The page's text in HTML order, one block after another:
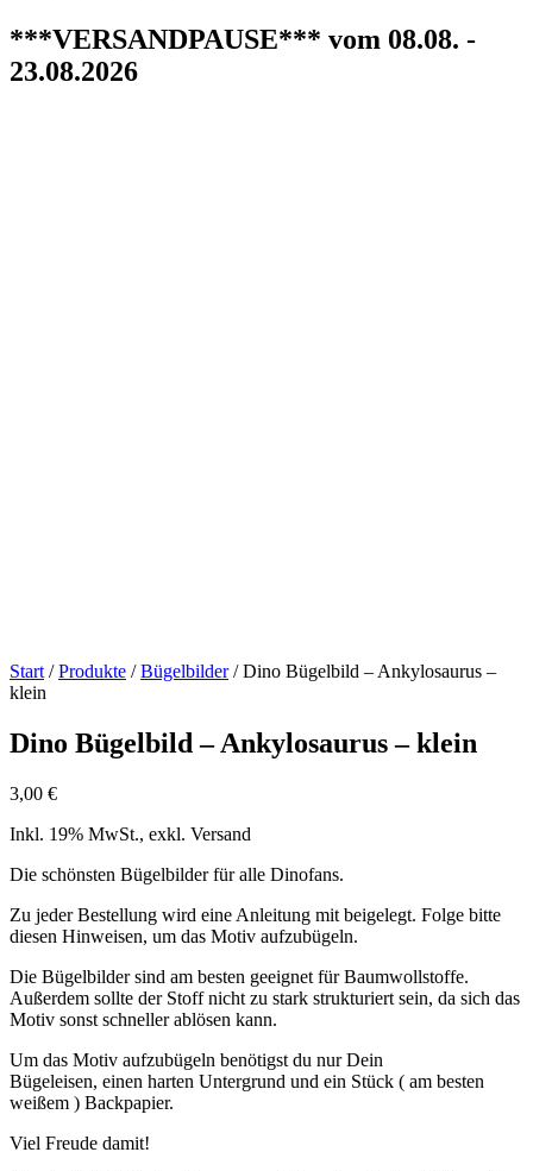
***VERSANDPAUSE*** vom 08.08. -
23.08.2026
Start /Produkte /Bügelbilder/ Dino Bügelbild – Ankylosaurus –
klein
Dino Bügelbild – Ankylosaurus – klein
3,00 €
Inkl. 19% MwSt., exkl. Versand
Die schönsten Bügelbilder für alle Dinofans.
Zu jeder Bestellung wird eine Anleitung mit beigelegt. Folge bitte
diesen Hinweisen, um das Motiv aufzubügeln.
Die Bügelbilder sind am besten geeignet für Baumwollstoffe.
Außerdem sollte der Stoff nicht zu stark strukturiert sein, da sich das
Motiv sonst schneller ablösen kann.
Um das Motiv aufzubügeln benötigst du nur Dein
Bügeleisen, einen harten Untergrund und ein Stück ( am besten
weißem ) Backpapier.
Viel Freude damit!